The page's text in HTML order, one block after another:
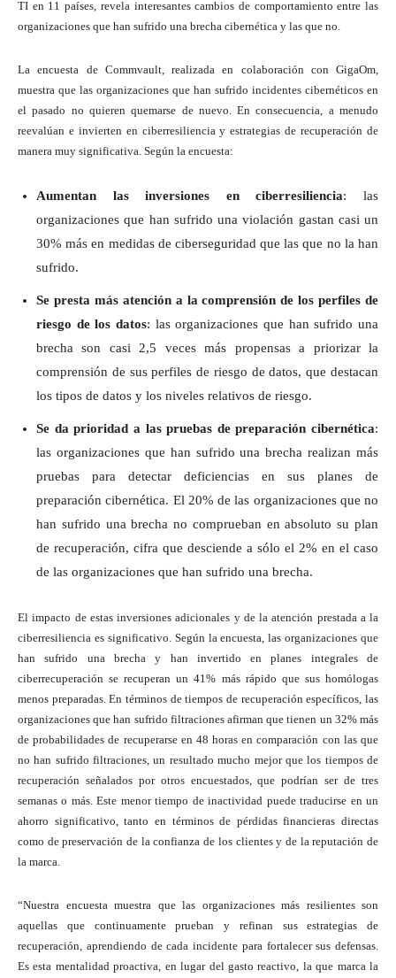
TI en 11 países, revela interesantes cambios de comportamiento entre las
organizaciones que han sufrido una brecha cibernética y las que no.
La encuesta de Commvault, realizada en colaboración con GigaOm,
muestra que las organizaciones que han sufrido incidentes cibernéticos en
el pasado no quieren quemarse de nuevo. En consecuencia, a menudo
reevalúan e invierten en ciberresiliencia y estrategias de recuperación de
manera muy significativa. Según la encuesta:
Aumentan las inversiones en ciberresiliencia: las
organizaciones que han sufrido una violación gastan casi un
30% más en medidas de ciberseguridad que las que no la han
sufrido.
Se presta más atención a la comprensión de los perfiles de
riesgo de los datos: las organizaciones que han sufrido una
brecha son casi 2,5 veces más propensas a priorizar la
comprensión de sus perfiles de riesgo de datos, que destacan
los tipos de datos y los niveles relativos de riesgo.
Se da prioridad a las pruebas de preparación cibernética:
las organizaciones que han sufrido una brecha realizan más
pruebas para detectar deficiencias en sus planes de
preparación cibernética. El 20% de las organizaciones que no
han sufrido una brecha no comprueban en absoluto su plan
de recuperación, cifra que desciende a sólo el 2% en el caso
de las organizaciones que han sufrido una brecha.
El impacto de estas inversiones adicionales y de la atención prestada a la
ciberresiliencia es significativo. Según la encuesta, las organizaciones que
han sufrido una brecha y han invertido en planes integrales de
ciberrecuperación se recuperan un 41% más rápido que sus homólogas
menos preparadas. En términos de tiempos de recuperación específicos, las
organizaciones que han sufrido filtraciones afirman que tienen un 32% más
de probabilidades de recuperarse en 48 horas en comparación con las que
no han sufrido filtraciones, un resultado mucho mejor que los tiempos de
recuperación señalados por otros encuestados, que podrían ser de tres
semanas o más. Este menor tiempo de inactividad puede traducirse en un
ahorro significativo, tanto en términos de pérdidas financieras directas
como de preservación de la confianza de los clientes y de la reputación de
la marca.
“Nuestra encuesta muestra que las organizaciones más resilientes son
aquellas que continuamente prueban y refinan sus estrategias de
recuperación, aprendiendo de cada incidente para fortalecer sus defensas.
Es esta mentalidad proactiva, en lugar del gasto reactivo, la que marca la